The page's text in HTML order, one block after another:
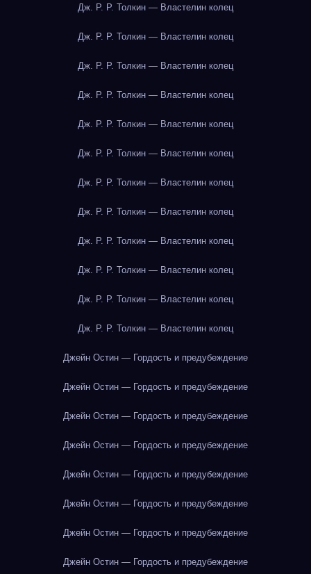
Дж. Р. Р. Толкин — Властелин колец
Дж. Р. Р. Толкин — Властелин колец
Дж. Р. Р. Толкин — Властелин колец
Дж. Р. Р. Толкин — Властелин колец
Дж. Р. Р. Толкин — Властелин колец
Дж. Р. Р. Толкин — Властелин колец
Дж. Р. Р. Толкин — Властелин колец
Дж. Р. Р. Толкин — Властелин колец
Дж. Р. Р. Толкин — Властелин колец
Дж. Р. Р. Толкин — Властелин колец
Дж. Р. Р. Толкин — Властелин колец
Дж. Р. Р. Толкин — Властелин колец
Джейн Остин — Гордость и предубеждение
Джейн Остин — Гордость и предубеждение
Джейн Остин — Гордость и предубеждение
Джейн Остин — Гордость и предубеждение
Джейн Остин — Гордость и предубеждение
Джейн Остин — Гордость и предубеждение
Джейн Остин — Гордость и предубеждение
Джейн Остин — Гордость и предубеждение